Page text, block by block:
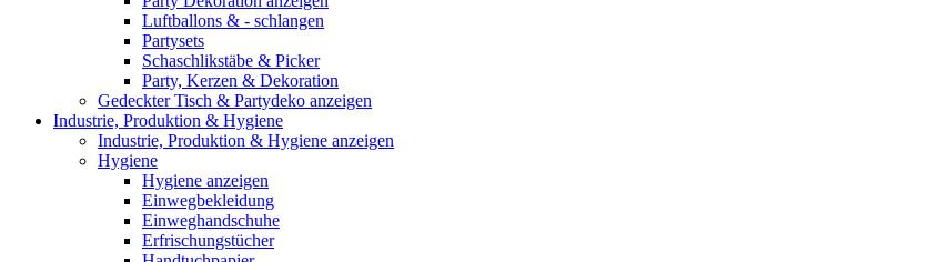
Luftballons & - schlangen
Partysets
Schaschlikstäbe & Picker
Party, Kerzen & Dekoration
Gedeckter Tisch & Partydeko anzeigen
Industrie, Produktion & Hygiene
Industrie, Produktion & Hygiene anzeigen
Hygiene
Hygiene anzeigen
Einwegbekleidung
Einweghandschuhe
Erfrischungstücher